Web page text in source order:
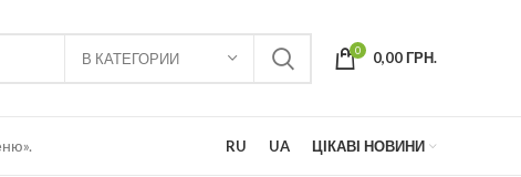
В КАТЕГОРИИ 0 0,00ГРН.
RU UA ЦІКАВІ НОВИНИ